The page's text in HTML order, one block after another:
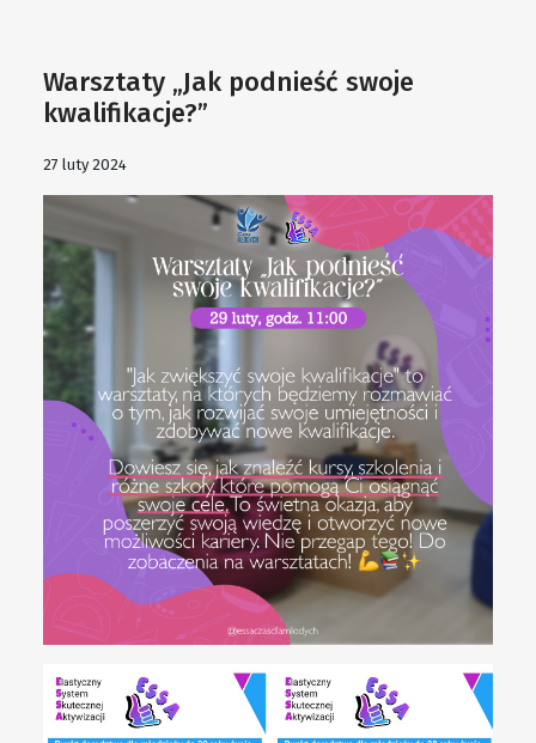
Warsztaty „Jak podnieść swoje
kwalifikacje?”
27 luty 2024